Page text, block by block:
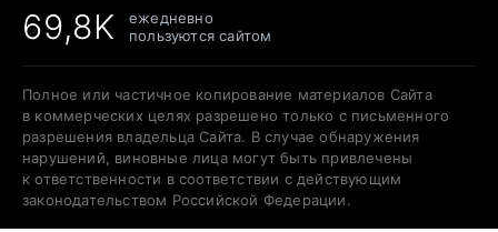
69,8K
ежедневно
пользуются сайтом
Полное или частичное копирование материалов Сайта
в коммерческих целях разрешено только с письменного
разрешения владельца Сайта. В случае обнаружения
нарушений, виновные лица могут быть привлечены
к ответственности в соответствии с действующим
законодательством Российской Федерации.